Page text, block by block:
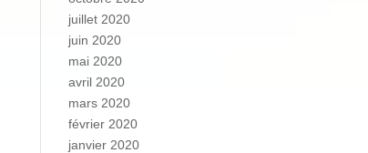
juillet 2020
juin 2020
mai 2020
avril 2020
mars 2020
février 2020
janvier 2020